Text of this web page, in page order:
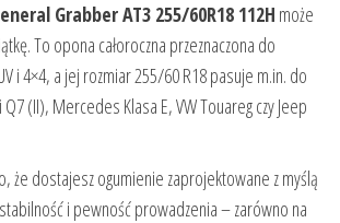
Grabber AT3 255/60R18 112H może
To opona całoroczna przeznaczona do
i 4×4, a jej rozmiar 255/60 R18 pasuje m.in. do
(II), Mercedes Klasa E, VW Touareg czy Jeep
że dostajesz ogumienie zaprojektowane z myślą
i pewność prowadzenia – zarówno na